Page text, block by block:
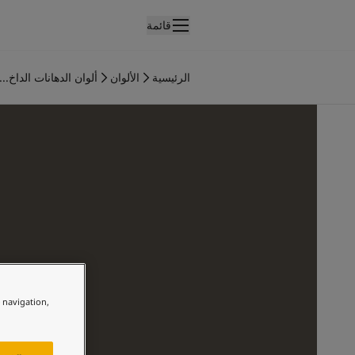
قائمة
الرئيسية الألوان ألوان الدهانات الداخ...
navigation,